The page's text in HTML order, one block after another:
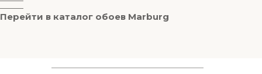
Перейти в каталог обоев Marburg